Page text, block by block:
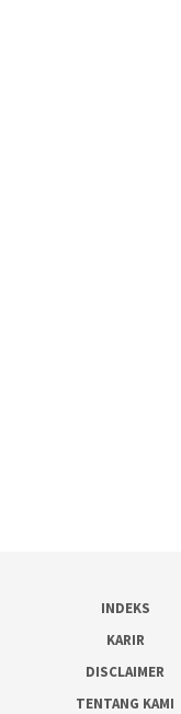
INDEKS
KARIR
DISCLAIMER
TENTANG KAMI